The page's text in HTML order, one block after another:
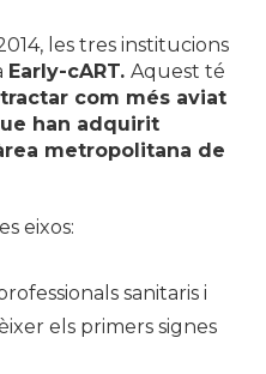
les tres institucions
Early-cART.Aquest té
com més aviat
han adquirit
metropolitana de
eixos:
sanitaris i
els primers signes